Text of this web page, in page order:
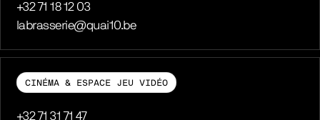
Téléphone
+32 71 18 12 03
E-mail
labrasserie@quai10.be
CINÉMA & ESPACE JEU VIDÉO
Téléphone
+32 71 31 71 47